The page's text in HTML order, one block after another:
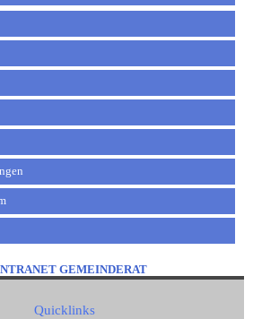
GEMEINDERAT
Quicklinks